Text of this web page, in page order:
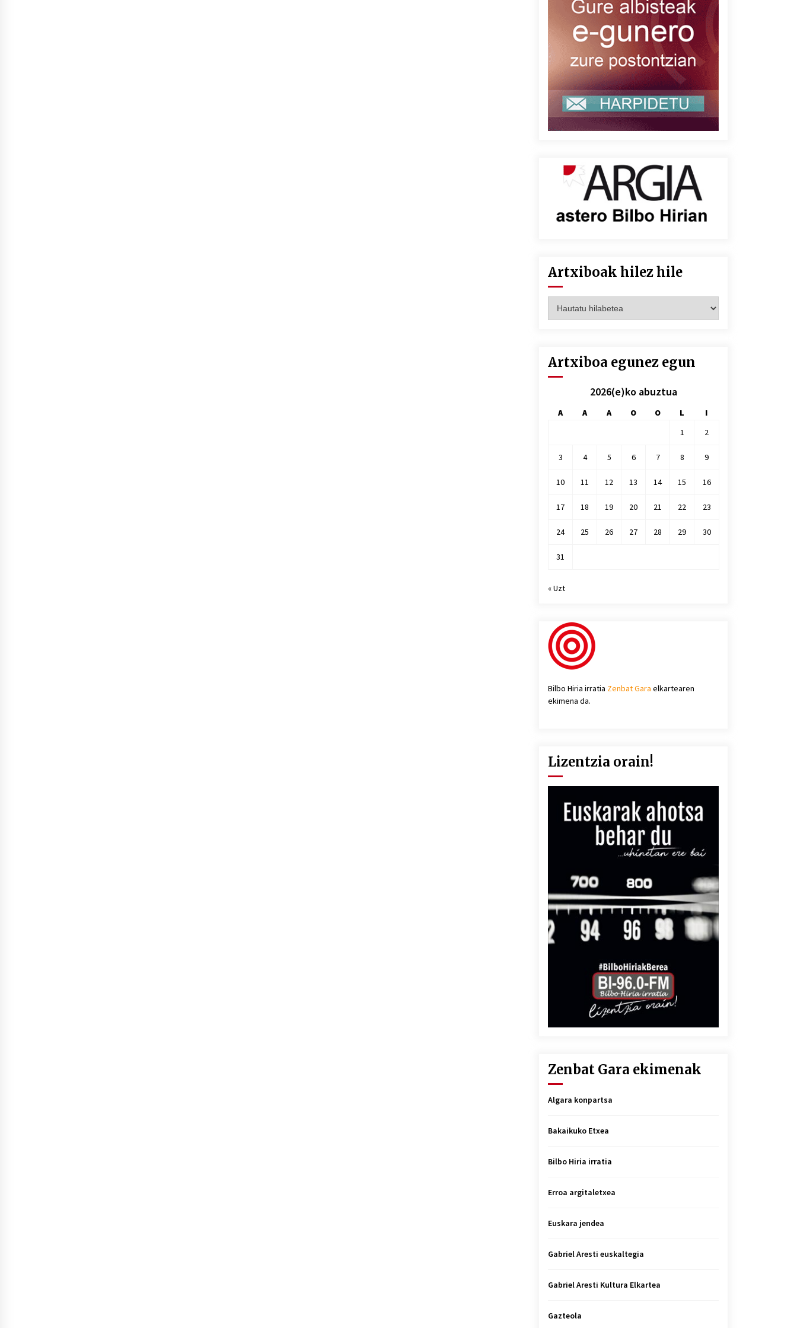
Artxiboak hilez hile
hilez
Artxiboa egunez egun
2026(e)ko abuztua
A A A O O L
I
1
2
3 4 5 6 7 8 9
10 11 12 13 14 15 16
17 18 19 20 21 22 23
24 25 26 27 28 29 30
31
« Uzt
Bilbo Hiria irratia Zenbat Gara elkartearen
ekimena da.
Lizentzia orain!
Zenbat Gara ekimenak
Algara konpartsa
Bakaikuko Etxea
Bilbo Hiria irratia
Erroa argitaletxea
Euskara jendea
Gabriel Aresti euskaltegia
Gabriel Aresti Kultura Elkartea
Gazteola